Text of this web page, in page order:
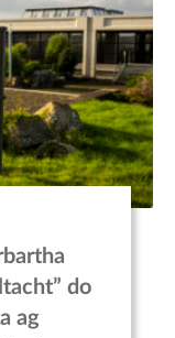
do
ag